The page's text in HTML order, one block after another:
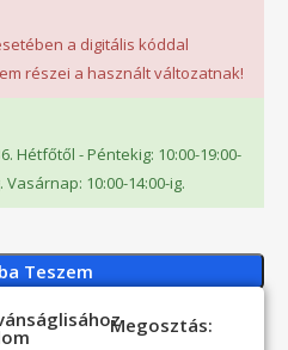
a digitális kóddal
részei a használt változatnak!
Hétfőtől - Péntekig: 10:00-19:00-
10:00-14:00-ig.
Teszem
Megosztás: